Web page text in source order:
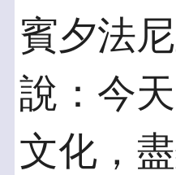
賓夕法
說：今
文化，